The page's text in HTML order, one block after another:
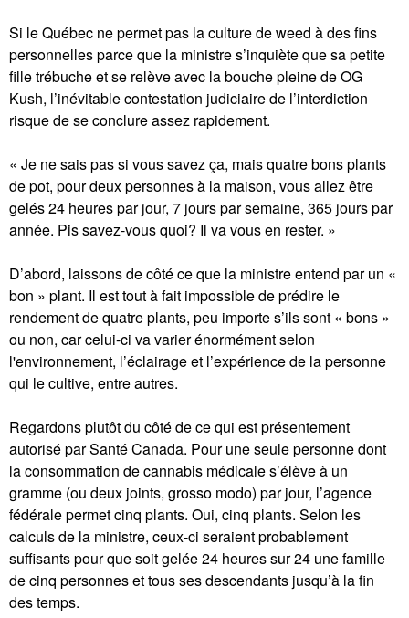
Si le Québec ne permet pas la culture de weed à des fins
personnelles parce que la ministre s’inquiète que sa petite
fille trébuche et se relève avec la bouche pleine de OG
Kush, l’inévitable contestation judiciaire de l’interdiction
risque de se conclure assez rapidement.
« Je ne sais pas si vous savez ça, mais quatre bons plants
de pot, pour deux personnes à la maison, vous allez être
gelés 24 heures par jour, 7 jours par semaine, 365 jours par
année. Pis savez-vous quoi? Il va vous en rester. »
D’abord, laissons de côté ce que la ministre entend par un «
bon » plant. Il est tout à fait impossible de prédire le
rendement de quatre plants, peu importe s’ils sont « bons »
ou non, car celui-ci va varier énormément selon
l'environnement, l’éclairage et l’expérience de la personne
qui le cultive, entre autres.
Regardons plutôt du côté de ce qui est présentement
autorisé par Santé Canada. Pour une seule personne dont
la consommation de cannabis médicale s’élève à un
gramme (ou deux joints, grosso modo) par jour, l’agence
fédérale permet cinq plants. Oui, cinq plants. Selon les
calculs de la ministre, ceux-ci seraient probablement
suffisants pour que soit gelée 24 heures sur 24 une famille
de cinq personnes et tous ses descendants jusqu’à la fin
des temps.